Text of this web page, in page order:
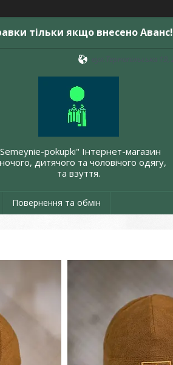
тільки якщо внесено Аванс!
pokupki" Інтернет-магазин
дитячого та чоловічого одягу,
та взуття.
Повернення та обмін